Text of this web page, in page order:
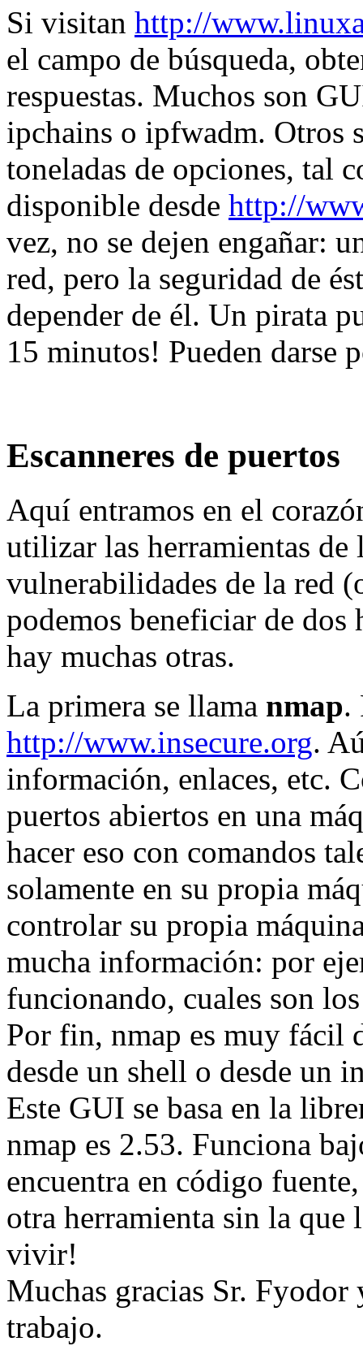
Si visitan http://
el campo de búsqueda,
respuestas. Muchos son
ipchains o ipfwadm. Otros
toneladas de opciones, tal
disponible desde http://
vez, no se dejen engañar:
red, pero la seguridad de
depender de él. Un pirata
15 minutos! Pueden darse
Escanneres de puertos
Aquí entramos en el
utilizar las herramientas de
vulnerabilidades de la red
podemos beneficiar de dos
hay muchas otras.
La primera se llama nmap.
http://www.insecure.org.
información, enlaces, etc.
puertos abiertos en una
hacer eso con comandos
solamente en su propia
controlar su propia
mucha información: por
funcionando, cuales son
Por fin, nmap es muy fácil
desde un shell o desde un
Este GUI se basa en la
nmap es 2.53. Funciona
encuentra en código
otra herramienta sin la que
vivir!
Muchas gracias Sr.
trabajo.